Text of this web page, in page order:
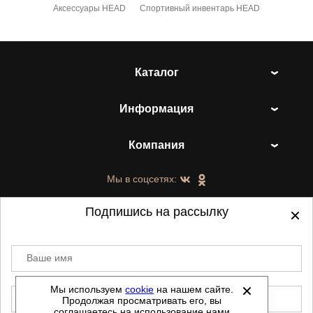
Аксессуары HEAD Спортивный инвентарь HEAD
Каталог
Информация
Компания
Мы в соцсетях:
©2021-2026 - ShoesTown.ru - все права
защищены.
Данный сайт не является интернет магазином и
Мы используемcookie на нашем сайте.
Продолжая просматривать его, вы
Подпишись на рассылку
Ваше имя